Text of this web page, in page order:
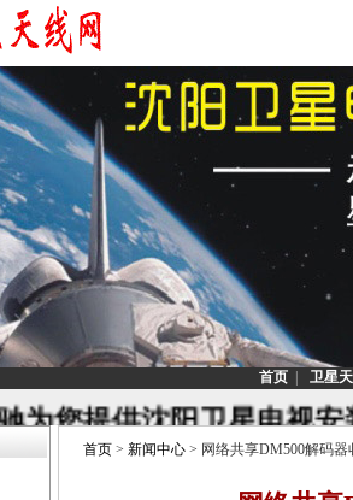
首页| 卫星
为您提供沈阳卫星电视
安装卫星天线,沈阳安装
首页 > 新闻中心 > 网络共享DM500解码